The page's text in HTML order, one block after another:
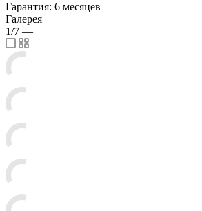
Гарантия: 6 месяцев
Галерея
1/7 —